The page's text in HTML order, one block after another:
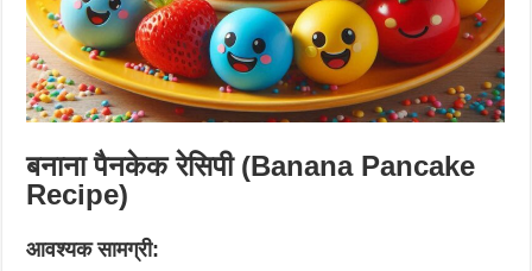
बनाना पैनकेक रेसिपी (Banana Pancake
Recipe)
आवश्यक सामग्री: